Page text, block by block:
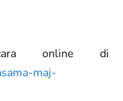
online di
maj-